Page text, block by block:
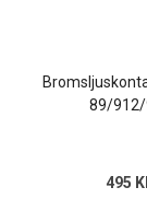
89/
495